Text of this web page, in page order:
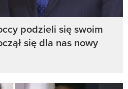
podzieli się swoim
się dla nas nowy